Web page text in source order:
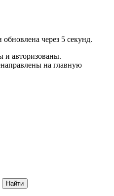
через 5 секунд.
и авторизованы.
на главную